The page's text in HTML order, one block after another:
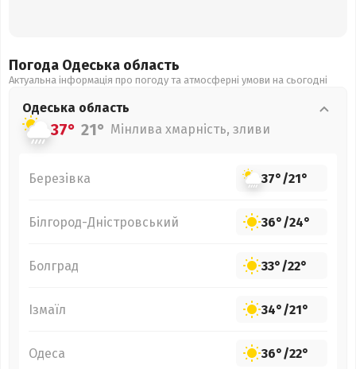
Погода Одеська область
Актуальна інформація про погоду та атмосферні умови на сьогодні
Одеська область
37° 21° Мінлива хмарність, зливи
Березівка 37°/21°
Білгород-Дністровський 36°/24°
Болград 33°/22°
Ізмаїл 34°/21°
Одеса 36°/22°